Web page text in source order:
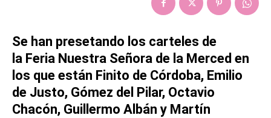
Se han presetando los carteles de
la Feria Nuestra Señora de la Merced en
los que están Finito de Córdoba, Emilio
de Justo, Gómez del Pilar, Octavio
Chacón, Guillermo Albán y Martín